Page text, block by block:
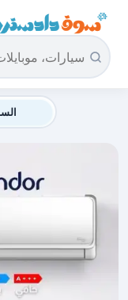
سوق دادسترز